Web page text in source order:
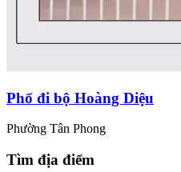
Phố đi bộ Hoàng Diệu
Phường Tân Phong
Tìm địa điểm